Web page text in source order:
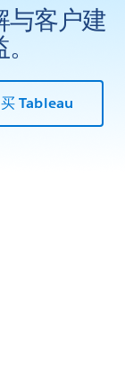
与客户建
Tableau